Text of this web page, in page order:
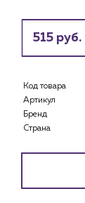
515
Код товара
Артикул
Бренд
Страна